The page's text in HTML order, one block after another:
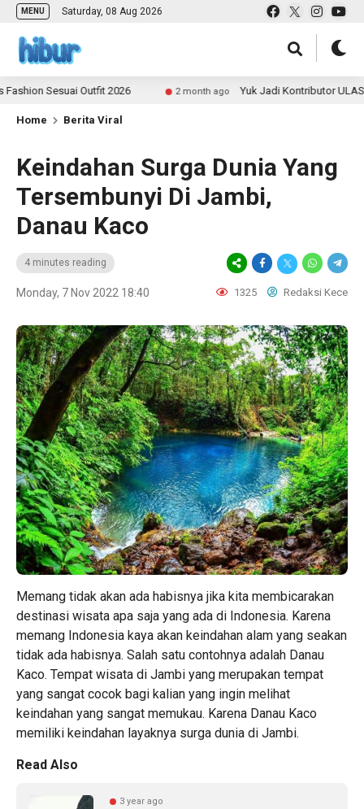
MENU Saturday, 08 Aug 2026
Sesuai Outfit 2026 2 month ago Yuk Jadi Kontributor ULAS.id dan
Home Berita Viral
Keindahan Surga Dunia Yang
Tersembunyi Di Jambi,
Danau Kaco
4 minutes reading
Monday, 7 Nov 2022 18:40 1325 Redaksi Kece
Memang tidak akan ada habisnya jika kita membicarakan
destinasi wisata apa saja yang ada di Indonesia. Karena
memang Indonesia kaya akan keindahan alam yang seakan
tidak ada habisnya. Salah satu contohnya adalah Danau
Kaco. Tempat wisata di Jambi yang merupakan tempat
yang sangat cocok bagi kalian yang ingin melihat
keindahan yang sangat memukau. Karena Danau Kaco
memiliki keindahan layaknya surga dunia di Jambi.
Read Also
3 year ago